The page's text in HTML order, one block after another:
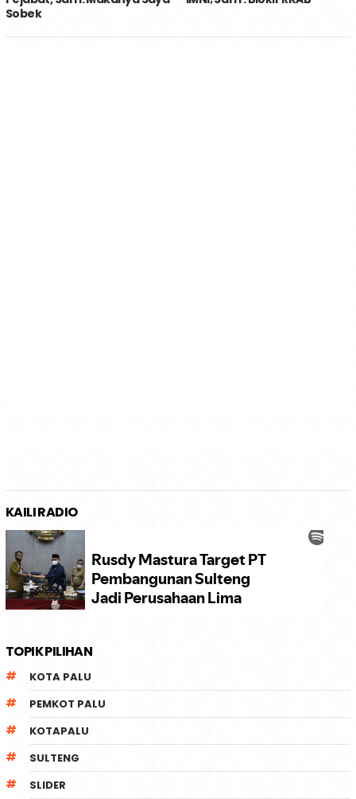
Sobek
KAILI RADIO
TOPIK PILIHAN
KOTA PALU
PEMKOT PALU
KOTAPALU
SULTENG
SLIDER